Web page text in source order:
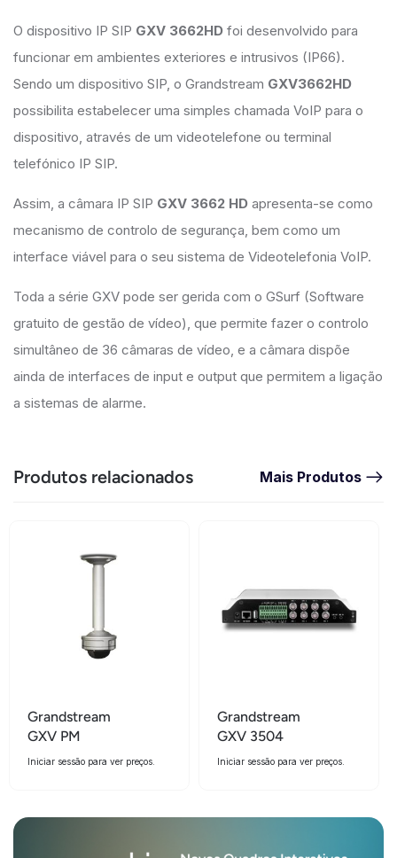
O dispositivo IP SIP GXV 3662HD foi desenvolvido para
funcionar em ambientes exteriores e intrusivos (IP66).
Sendo um dispositivo SIP, o Grandstream GXV3662HD
possibilita estabelecer uma simples chamada VoIP para o
dispositivo, através de um videotelefone ou terminal
telefónico IP SIP.
Assim, a câmara IP SIP GXV 3662 HD apresenta-se como
mecanismo de controlo de segurança, bem como um
interface viável para o seu sistema de Videotelefonia VoIP.
Toda a série GXV pode ser gerida com o GSurf (Software
gratuito de gestão de vídeo), que permite fazer o controlo
simultâneo de 36 câmaras de vídeo, e a câmara dispõe
ainda de interfaces de input e output que permitem a ligação
a sistemas de alarme.
Produtos relacionados Mais Produtos
Grandstream
GXV PM
Iniciar sessão para ver preços.
Grandstream
GXV 3504
Iniciar sessão para ver preços.